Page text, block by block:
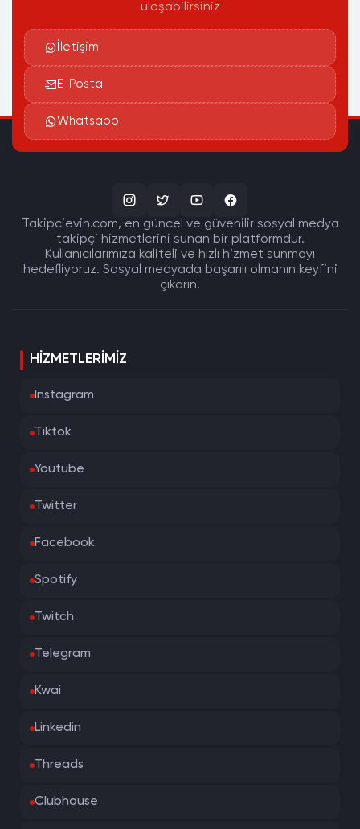
ulaşabilirsiniz
İletişim
E-Posta
Whatsapp
Takipcievin.com, en güncel ve güvenilir sosyal medya
takipçi hizmetlerini sunan bir platformdur.
Kullanıcılarımıza kaliteli ve hızlı hizmet sunmayı
hedefliyoruz. Sosyal medyada başarılı olmanın keyfini
çıkarın!
HIZMETLERIMIZ
Instagram
Tiktok
Youtube
Twitter
Facebook
Spotify
Twitch
Telegram
Kwai
Linkedin
Threads
Clubhouse